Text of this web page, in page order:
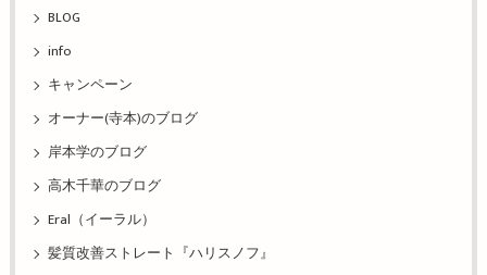
BLOG
info
キャンペーン
オーナー(寺本)のブログ
岸本学のブログ
高木千華のブログ
Eral（イーラル）
髪質改善ストレート『ハリスノフ』